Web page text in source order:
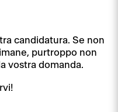
candidatura. Se non
purtroppo non
vostra domanda.